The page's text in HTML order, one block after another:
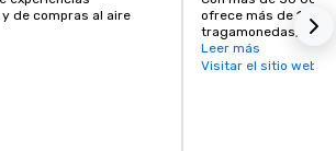
de compras al aire
ofrece más de 1700
tragamonedas, 25
Caesar's Race &
Leer más
Visitar el sitio web